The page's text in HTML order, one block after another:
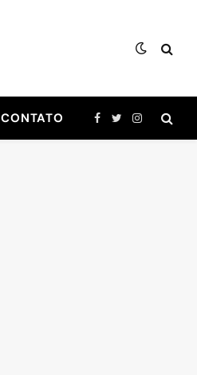
CONTATO Facebook
TwitterInstagram